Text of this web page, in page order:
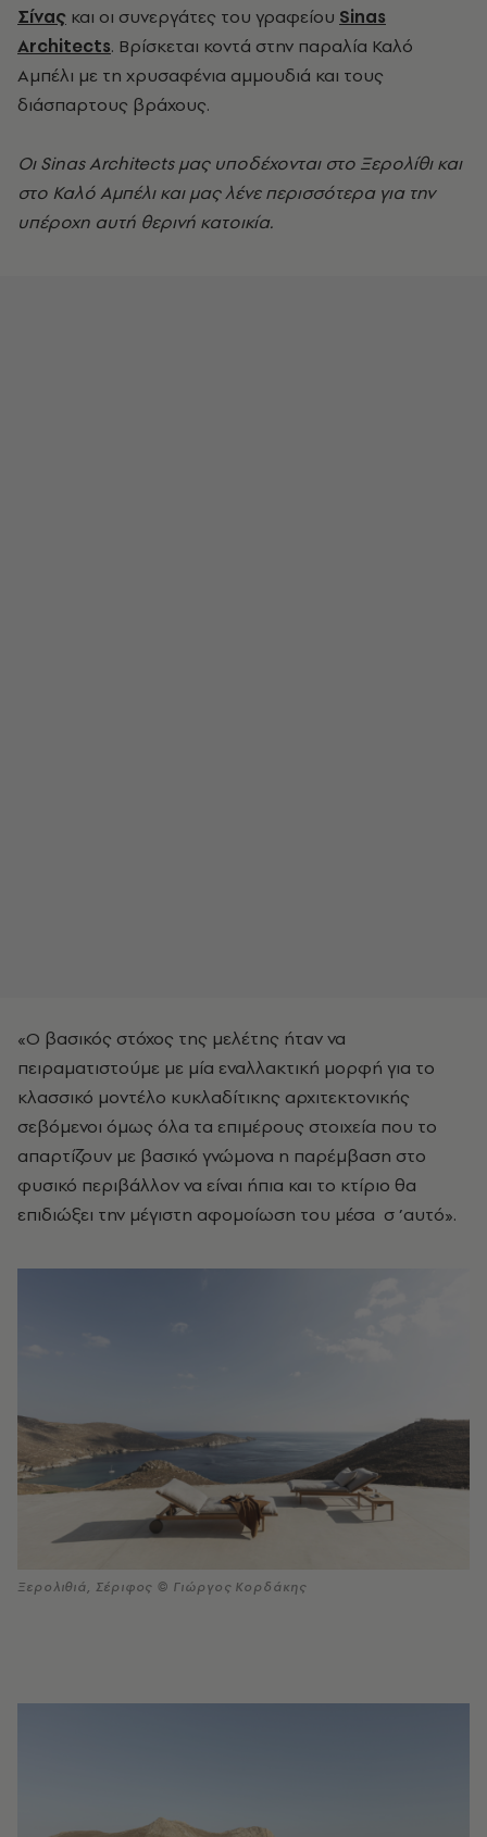
Σίνας και οι συνεργάτες του γραφείου Sinas
Architects. Βρίσκεται κοντά στην παραλία Καλό
Αμπέλι με τη χρυσαφένια αμμουδιά και τους
διάσπαρτους βράχους.
ΟιSinasArchitects μας υποδέχονται στο Ξερολίθι και
στο Καλό Αμπέλι και μας λένε περισσότερα για την
υπέροχη αυτή θερινή κατοικία.
«Ο βασικός στόχος της μελέτης ήταν να
πειραματιστούμε με μία εναλλακτική μορφή για το
κλασσικό μοντέλο κυκλαδίτικης αρχιτεκτονικής
σεβόμενοι όμως όλα τα επιμέρους στοιχεία που το
απαρτίζουν με βασικό γνώμονα η παρέμβαση στο
φυσικό περιβάλλον να είναι ήπια και το κτίριο θα
επιδιώξει την μέγιστη αφομοίωση του μέσα σ ’αυτό».
Ξερολιθιά, Σέριφος © Γιώργος Κορδάκης